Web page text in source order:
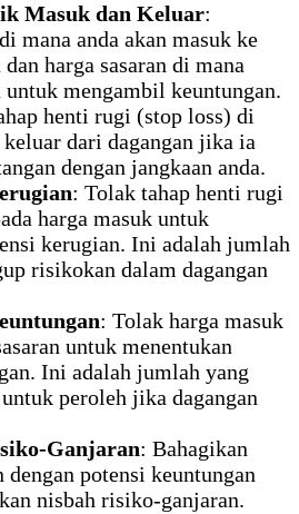
Masuk dan Keluar:
mana anda akan masuk ke
harga sasaran di mana
untuk mengambil keuntungan.
henti rugi (stop loss) di
keluar dari dagangan jika ia
dengan jangkaan anda.
: Tolak tahap henti rugi
harga masuk untuk
kerugian. Ini adalah jumlah
risikokan dalam dagangan
: Tolak harga masuk
untuk menentukan
Ini adalah jumlah yang
peroleh jika dagangan
Ganjaran: Bahagikan
potensi keuntungan
nisbah risiko-ganjaran.